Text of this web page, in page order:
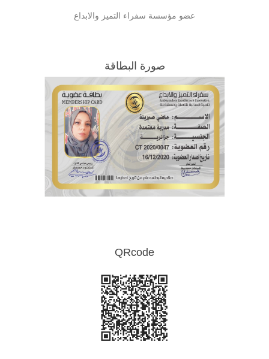
عضو مؤسسة سفراء التميز والابداع
صورة البطاقة
QRcode